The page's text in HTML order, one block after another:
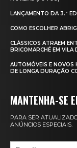
LANÇAMENTO DA 3.ª
COMO ESCOLHER
CLÁSSICOS ATRAEM
BRICOMARCHÉ EM VILA
AUTOMÓVEIS E
DE LONGA DURAÇÃO
MANTENHA-SE
PARA SER
ANÚNCIOS ESPECIAIS.